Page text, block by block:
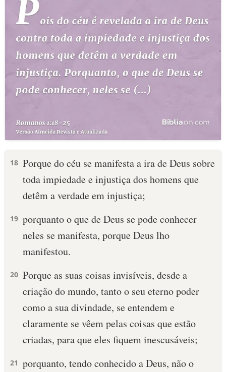
18 Porque do céu se manifesta a ira de Deus sobre
toda impiedade e injustiça dos homens que
detêm a verdade em injustiça;
19 porquanto o que de Deus se pode conhecer
neles se manifesta, porque Deus lho
manifestou.
20 Porque as suas coisas invisíveis, desde a
criação do mundo, tanto o seu eterno poder
como a sua divindade, se entendem e
claramente se vêem pelas coisas que estão
criadas, para que eles fiquem inescusáveis;
21 porquanto, tendo conhecido a Deus, não o